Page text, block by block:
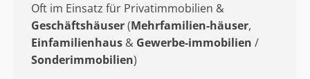
Oft im Einsatz für Privatimmobilien &
Geschäftshäuser(Mehrfamilien-häuser,
Einfamilienhaus & Gewerbe-immobilien /
Sonderimmobilien)